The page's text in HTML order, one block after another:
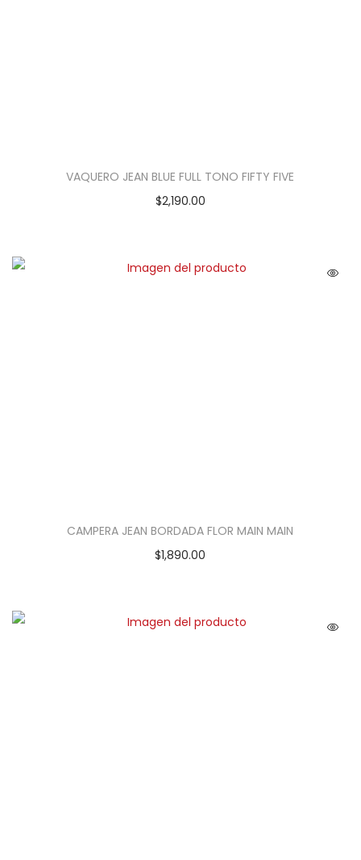
VAQUERO JEAN BLUE FULL TONO FIFTY FIVE
$2,190.00
CAMPERA JEAN BORDADA FLOR MAIN MAIN
$1,890.00